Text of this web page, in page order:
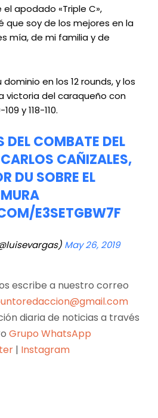
apodado «Triple C»,
que soy de los mejores en la
mía, de mi familia y de
en los 12 rounds, y los
victoria del caraqueño con
y 118-110.
DEL COMBATE DEL
CAÑIZALES,
DU SOBRE EL
E3SETGBW7F
May 26, 2019
escribe a nuestro correo
diaria de noticias a través
Grupo WhatsApp
| Instagram